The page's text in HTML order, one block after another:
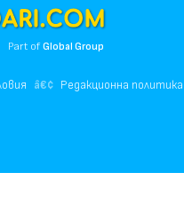
Part ofGlobal Group
Редакционна политика